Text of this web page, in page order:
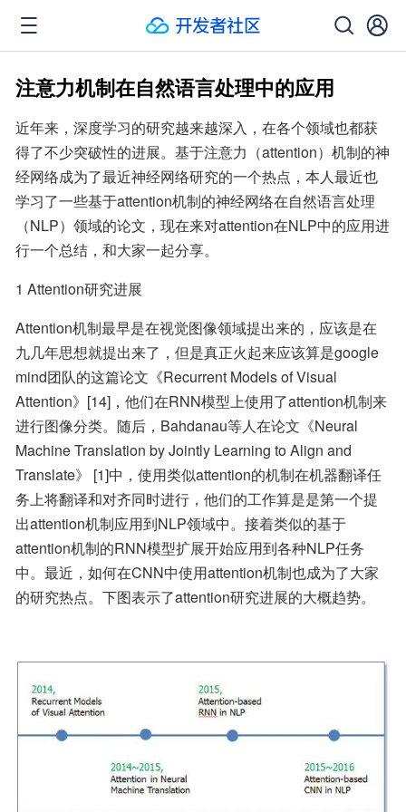
注意力机制在自然语言处理中的应用
近年来，深度学习的研究越来越深入，在各个领域也都获
得了不少突破性的进展。基于注意力（attention）机制的神
经网络成为了最近神经网络研究的一个热点，本人最近也
学习了一些基于attention机制的神经网络在自然语言处理
（NLP）领域的论文，现在来对attention在NLP中的应用进
行一个总结，和大家一起分享。
1 Attention研究进展
Attention机制最早是在视觉图像领域提出来的，应该是在
九几年思想就提出来了，但是真正火起来应该算是google
mind团队的这篇论文《Recurrent Models of Visual
Attention》[14]，他们在RNN模型上使用了attention机制来
进行图像分类。随后，Bahdanau等人在论文《Neural
Machine Translation by Jointly Learning to Align and
Translate》 [1]中，使用类似attention的机制在机器翻译任
务上将翻译和对齐同时进行，他们的工作算是是第一个提
出attention机制应用到NLP领域中。接着类似的基于
attention机制的RNN模型扩展开始应用到各种NLP任务
中。最近，如何在CNN中使用attention机制也成为了大家
的研究热点。下图表示了attention研究进展的大概趋势。